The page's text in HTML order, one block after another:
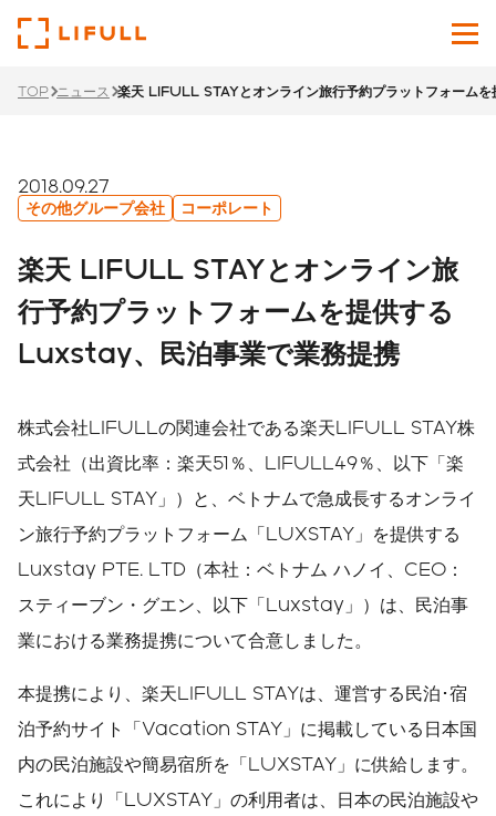
Japanese English
サービス
ニュース
サステナビリティ
TOP ニュース 楽天 LIFULL STAYとオンライン旅行予約プラットフォーム
2018.09.27
その他グループ会社 コーポレート
楽天 LIFULL STAYとオンライン旅
行予約プラットフォームを提供する
Luxstay、民泊事業で業務提携
株式会社LIFULLの関連会社である楽天LIFULL STAY株
式会社（出資比率：楽天51％、LIFULL49％、以下「楽
天LIFULL STAY」）と、ベトナムで急成長するオンライ
ン旅行予約プラットフォーム「LUXSTAY」を提供する
Luxstay PTE. LTD（本社：ベトナム ハノイ、CEO：
スティーブン・グエン、以下「Luxstay」）は、民泊事
業における業務提携について合意しました。
本提携により、楽天LIFULL STAYは、運営する民泊･宿
泊予約サイト「Vacation STAY」に掲載している日本国
内の民泊施設や簡易宿所を「LUXSTAY」に供給します。
これにより「LUXSTAY」の利用者は、日本の民泊施設や